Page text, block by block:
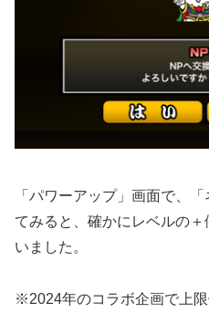
「パワーアップ」画面で、
てみると、確かにレベルの＋
いました。
※2024年のコラボ企画で上